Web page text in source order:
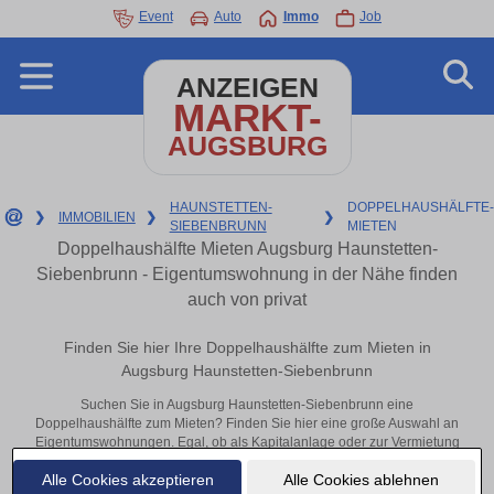
Alle Cookies akzeptieren Alle Cookies ablehnen
Event Auto Immo Job
ANZEIGEN
MARKT-
AUGSBURG
❯ IMMOBILIEN ❯
HAUNSTETTEN-
SIEBENBRUNN
❯
DOPPELHAUSHÄLFTE-
MIETEN
Doppelhaushälfte Mieten Augsburg Haunstetten-
Siebenbrunn - Eigentumswohnung in der Nähe finden
auch von privat
Finden Sie hier Ihre Doppelhaushälfte zum Mieten in
Augsburg Haunstetten-Siebenbrunn
Suchen Sie in Augsburg Haunstetten-Siebenbrunn eine
Doppelhaushälfte zum Mieten? Finden Sie hier eine große Auswahl an
Eigentumswohnungen. Egal, ob als Kapitalanlage oder zur Vermietung
– hier finden Sie Ihre Immobilie in Augsburg Haunstetten-Siebenbrunn
oder in der Nähe.